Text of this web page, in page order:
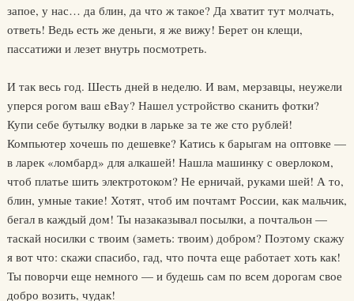
запое, у нас… да блин, да что ж такое? Да хватит тут молчать,
ответь! Ведь есть же деньги, я же вижу! Берет он клещи,
пассатижи и лезет внутрь посмотреть.
И так весь год. Шесть дней в неделю. И вам, мерзавцы, неужели
уперся рогом ваш eBay? Нашел устройство сканить фотки?
Купи себе бутылку водки в ларьке за те же сто рублей!
Компьютер хочешь по дешевке? Катись к барыгам на оптовке —
в ларек «ломбард» для алкашей! Нашла машинку с оверлоком,
чтоб платье шить электротоком? Не ерничай, руками шей! А то,
блин, умные такие! Хотят, чтоб им почтамт России, как мальчик,
бегал в каждый дом! Ты назаказывал посылки, а почтальон —
таскай носилки с твоим (заметь: твоим) добром? Поэтому скажу
я вот что: скажи спасибо, гад, что почта еще работает хоть как!
Ты поворчи еще немного — и будешь сам по всем дорогам свое
добро возить, чудак!